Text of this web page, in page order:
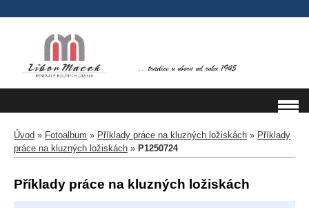
Úvod » Fotoalbum » Příklady práce na kluzných ložiskách » Příklady
práce na kluzných ložiskách » P1250724
Příklady práce na kluzných ložiskách